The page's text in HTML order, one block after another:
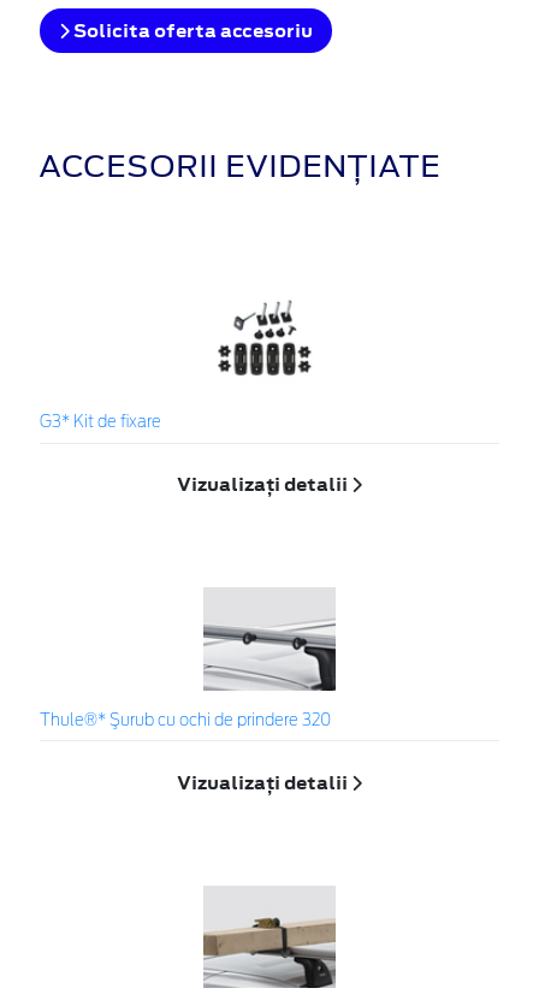
Solicita oferta accesoriu
ACCESORII EVIDENȚIATE
G3* Kit de fixare
Vizualizați detalii
Thule®* Şurub cu ochi de prindere 320
Vizualizați detalii